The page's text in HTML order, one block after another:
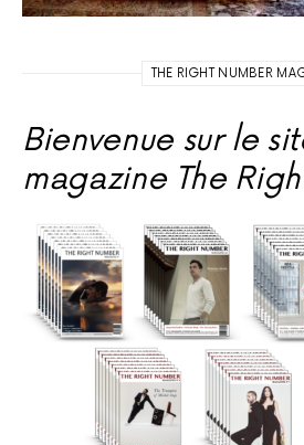
THE RIGHT NUMBER
Bienvenue sur le
magazine The